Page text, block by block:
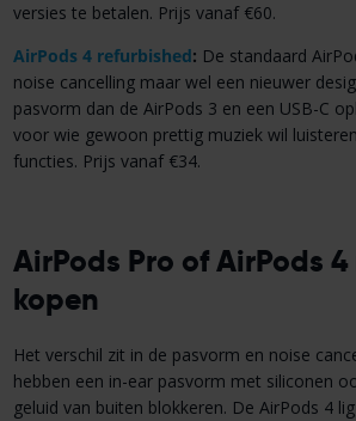
versies te betalen. Prijs vanaf €60.
AirPods 4 refurbished: De standaard
noise cancelling maar wel een nieuwer
pasvorm dan de AirPods 3 en een USB-C
voor wie gewoon prettig muziek wil
functies. Prijs vanaf €34.
AirPods Pro of AirPods
kopen
Het verschil zit in de pasvorm en noise
hebben een in-ear pasvorm met siliconen
geluid van buiten blokkeren. De AirPods 4